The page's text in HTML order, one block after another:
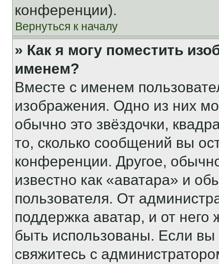
конференции).
Вернуться к началу
» Как я могу поместить
именем?
Вместе с именем
изображения. Одно из них
обычно это звёздочки,
то, сколько сообщений вы
конференции. Другое,
известно как «аватара» и
пользователя. От
поддержка аватар, и от него
быть использованы. Если
свяжитесь с